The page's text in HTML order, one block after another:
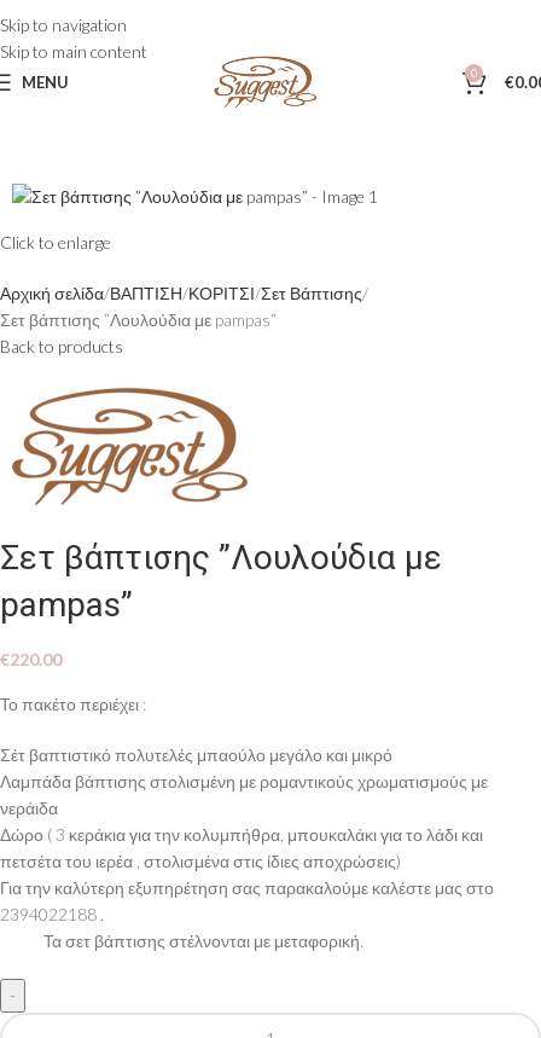
Skip to navigation
Skip to main content
MENU 0 €
Click to enlarge
Αρχική σελίδα ΒΑΠΤΙΣΗ ΚΟΡΙΤΣΙ Σετ Βάπτισης
Σετ βάπτισης ”Λουλούδια με pampas”
Back to products
Σετ βάπτισης ”Λουλούδια με
pampas”
€220.00
Το πακέτο περιέχει :
Σέτ βαπτιστικό πολυτελές μπαούλο μεγάλο και μικρό
Λαμπάδα βάπτισης στολισμένη με ρομαντικούς χρωματισμούς με
νεράιδα
Δώρο ( 3 κεράκια για την κολυμπήθρα, μπουκαλάκι για το λάδι και
πετσέτα του ιερέα , στολισμένα στις ίδιες αποχρώσεις)
Για την καλύτερη εξυπηρέτηση σας παρακαλούμε καλέστε μας στο
2394022188 .
Τα σετ βάπτισης στέλνονται με μεταφορική.